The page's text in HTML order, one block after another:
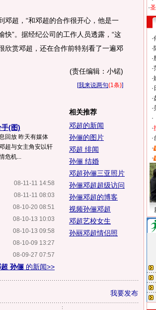
超，“和邓超的合作很开心，他是一
”。据经纪公司的工作人员透露，“这
欣赏邓超，还在合作前特别看了一遍邓
(责任编辑：小锘)
[我来说两句(1条)]
(图)
回放 昨天有媒体
超与女主角安以轩
危机...
08-11-11 14:58
08-11-11 08:03
08-10-20 08:51
08-10-13 10:03
08-10-13 09:58
08-10-09 13:27
08-09-27 07:57
孙俪 的新闻>>
相关推荐
邓超的新闻
孙俪的图片
邓超 绯闻
孙俪 结婚
邓超孙俪三亚照片
孙俪邓超超级访问
孙俪邓超的博客
视频孙俪邓超
邓超艺校女生
孙丽邓超情侣照
我要发布
·
·
·
·
·
·
·
·
·
·
·
·
·
·